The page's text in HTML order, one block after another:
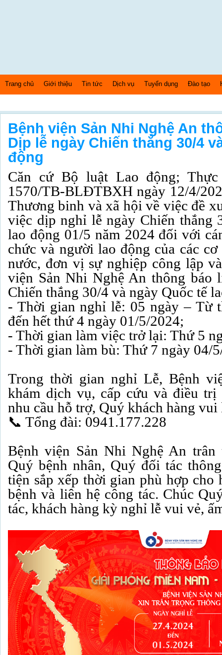
Trang chủ Giới thiệu Tin tức Dịch vụ Tuyển dụng Đào tạo
Bệnh viện Sản Nhi Nghệ An
Dịp lễ ngày Chiến thắng 30/4
động
Căn cứ Bộ luật Lao động;
1570/TB-BLĐTBXH ngày 12/4/
Thương binh và xã hội về việc đề
việc dịp nghỉ lễ ngày Chiến thắng
lao động 01/5 năm 2024 đối với
chức và người lao động của các cơ
nước, đơn vị sự nghiệp công lập
viện Sản Nhi Nghệ An thông báo
Chiến thắng 30/4 và ngày Quốc tế
- Thời gian nghỉ lễ: 05 ngày – Từ
đến hết thứ 4 ngày 01/5/2024;
- Thời gian làm việc trở lại: Thứ 5
- Thời gian làm bù: Thứ 7 ngày
Trong thời gian nghỉ Lễ, Bệnh
khám dịch vụ, cấp cứu và điều
nhu cầu hỗ trợ, Quý khách hàng
📞 Tổng đài: 0941.177.228
Bệnh viện Sản Nhi Nghệ An trân
Quý bệnh nhân, Quý đối tác
tiện sắp xếp thời gian phù hợp cho
bệnh và liên hệ công tác. Chúc
tác, khách hàng kỳ nghỉ lễ vui vẻ,